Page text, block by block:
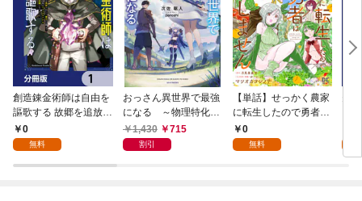
創造錬金術師は自由を
謳歌する 故郷を追放さ
れたら、魔王のお膝元
で超絶効果のマジック
りました【分冊版】
0
無料
おっさん異世界で最強
になる ～物理特化の
覚醒者～
1,430 715
割引
【単話】せっかく農家
に転生したので勇者は
目指しません【第1
話】
0
無料